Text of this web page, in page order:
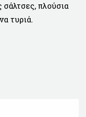
πλούσια
τυριά.